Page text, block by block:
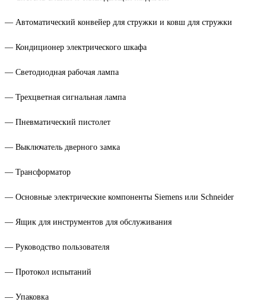
— Автоматический конвейер для стружки и ковш для стружки
— Кондиционер электрического шкафа
— Светодиодная рабочая лампа
— Трехцветная сигнальная лампа
— Пневматический пистолет
— Выключатель дверного замка
— Трансформатор
— Основные электрические компоненты Siemens или Schneider
— Ящик для инструментов для обслуживания
— Руководство пользователя
— Протокол испытаний
— Упаковка